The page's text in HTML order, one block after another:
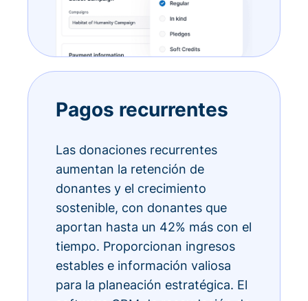
Pagos recurrentes
Las donaciones recurrentes
aumentan la retención de
donantes y el crecimiento
sostenible, con donantes que
aportan hasta un 42% más con el
tiempo. Proporcionan ingresos
estables e información valiosa
para la planeación estratégica. El